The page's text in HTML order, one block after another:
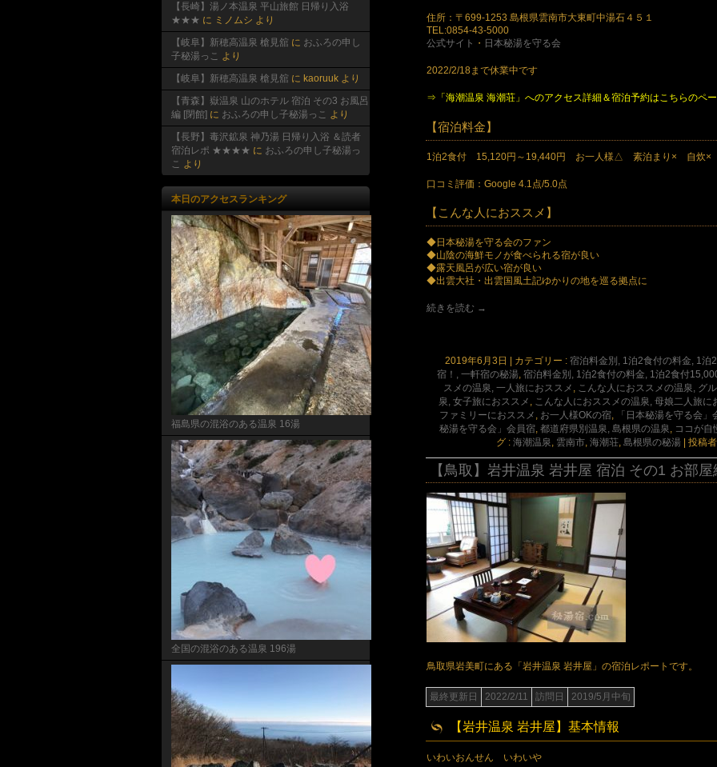
住所：〒699-1253 島根県雲南市大東町中湯石４５１
TEL:0854-43-5000
公式サイト ・ 日本秘湯を守る会
2022/2/18まで休業中です
⇒「海潮温泉 海潮荘」へのアクセス詳細＆宿泊予約はこちらのペ
【宿泊料金】
1泊2食付 15,120円～19,440円 お一人様△ 素泊まり× 自炊×
口コミ評価：Google 4.1点/5.0点
【こんな人におススメ】
◆日本秘湯を守る会のファン
◆山陰の海鮮モノが食べられる宿が良い
◆露天風呂が広い宿が良い
◆出雲大社・出雲国風土記ゆかりの地を巡る拠点に
続きを読む →
2019年6月3日 カテゴリー : 宿泊料金別, 1泊2食付の料金, 1泊
宿！, 一軒宿の秘湯, 宿泊料金別, 1泊2食付の料金, 1泊2食付
スメの温泉, 一人旅におススメ , こんな人におススメの温泉, グ
泉, 女子旅におススメ , こんな人におススメの温泉, 母娘二人旅に
ファミリーにおススメ , お一人様OKの宿, 「日本秘湯を守る会
秘湯を守る会」会員宿, 都道府県別温泉, 島根県の温泉, ココが自
グ : 海潮温泉, 雲南市, 海潮荘, 島根県の秘湯 投稿
【鳥取】岩井温泉 岩井屋 宿泊 その1 お
鳥取県岩美町にある「岩井温泉 岩井屋」の宿泊レポートです。
最終更新日 2022/2/11 訪問日 2019/5月中旬
【岩井温泉 岩井屋】基本情報
いわいおんせん いわいや
【長崎】湯ノ本温泉 平山旅館 日帰り入浴
★★★ に ミノムシ より
【岐阜】新穂高温泉 槍見舘 に おふろの申し
子秘湯っこ より
【岐阜】新穂高温泉 槍見舘 に kaoruuk より
【青森】嶽温泉 山のホテル 宿泊 その3 お風呂
編 [閉館] に おふろの申し子秘湯っこ より
【長野】毒沢鉱泉 神乃湯 日帰り入浴 ＆読者
宿泊レポ ★★★★ に おふろの申し子秘湯っ
こ より
本日のアクセスランキング
福島県の混浴のある温泉 16湯
全国の混浴のある温泉 196湯